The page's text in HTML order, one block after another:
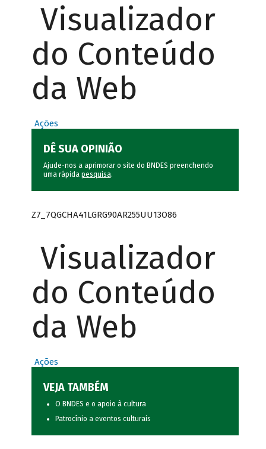
Visualizador
do Conteúdo
da Web
Ações
DÊ SUA OPINIÃO
Ajude-nos a aprimorar o site do BNDES preenchendo
uma rápida pesquisa.
Z7_7QGCHA41LGRG90AR255UU13O86
Visualizador
do Conteúdo
da Web
Ações
VEJA TAMBÉM
O BNDES e o apoio à cultura
Patrocínio a eventos culturais